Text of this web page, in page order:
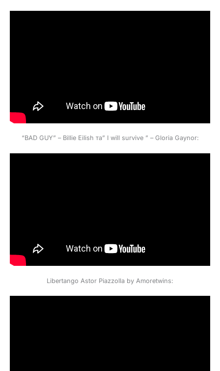
“BAD GUY” – Billie Eilish та” I will survive ” – Gloria Gaynor:
Libertango Astor Piazzolla by Amoretwins: